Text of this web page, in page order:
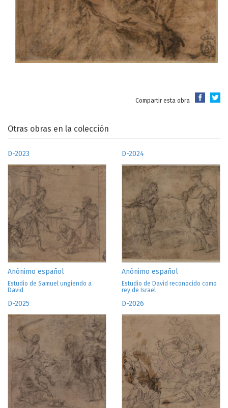
Compartir esta obra
Otras obras en la colección
D-2023
Anónimo español
Estudio de Samuel ungiendo a
David
D-2024
Anónimo español
Estudio de David reconocido como
rey de Israel
D-2025 D-2026